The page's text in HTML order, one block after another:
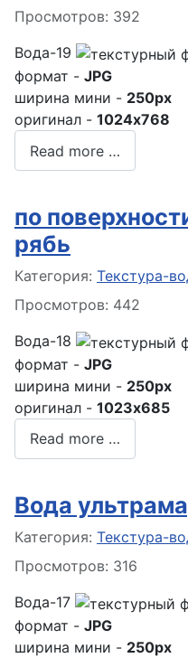
Просмотров: 392
Вода-19
формат - JPG
ширина мини - 250px
оригинал - 1024x768
Read more …
по
рябь
Информация о
Категория: Текстура-
Просмотров: 442
Вода-18
формат - JPG
ширина мини - 250px
оригинал - 1023x685
Read more …
Вода
Информация о
Категория: Текстура-
Просмотров: 316
Вода-17
формат - JPG
ширина мини - 250px